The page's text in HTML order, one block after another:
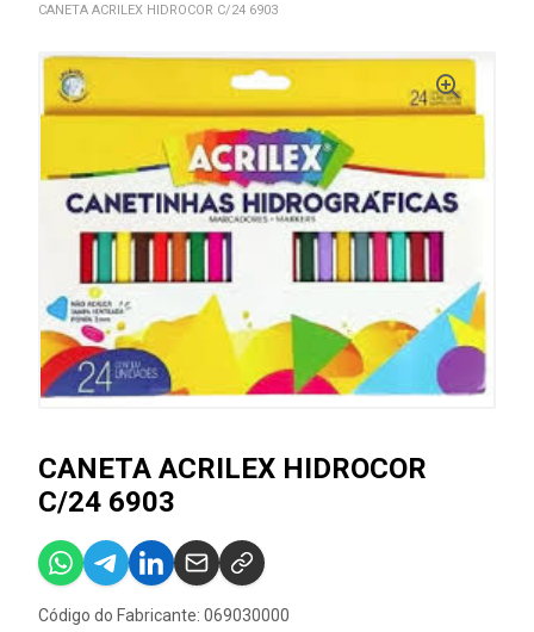
CANETA ACRILEX HIDROCOR C/24 6903
CANETA ACRILEX HIDROCOR
C/24 6903
Código do Fabricante: 069030000